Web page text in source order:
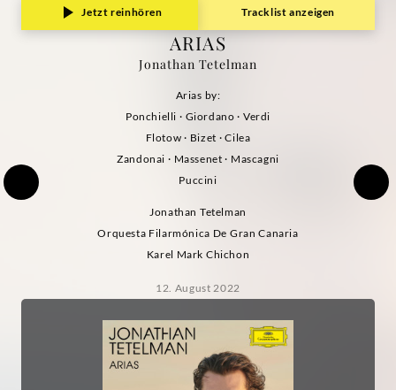
Jetzt reinhören Tracklist anzeigen
ARIAS
Jonathan Tetelman
Arias by:
Ponchielli · Giordano · Verdi
Flotow · Bizet · Cilea
Zandonai · Massenet · Mascagni
Puccini
Jonathan Tetelman
Orquesta Filarmónica De Gran Canaria
Karel Mark Chichon
12. August 2022